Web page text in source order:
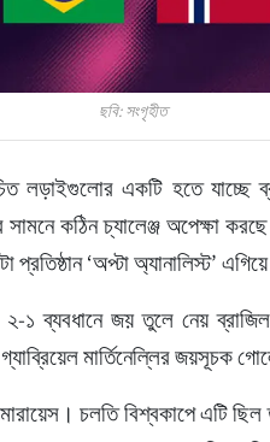
ছবি: সংগৃহীত
লড়াইগুলোর একটি হতে যাচ্ছে
সামনে কঠিন চ্যালেঞ্জ অপেক্ষা
প্রতিষ্ঠান ‘অপ্টা অ্যানালিস্ট’
২-১ ব্যবধানে জয় তুলে নেয়
মার্তিনেল্লির জয়সূচক
চলতি বিশ্বকাপে এটি